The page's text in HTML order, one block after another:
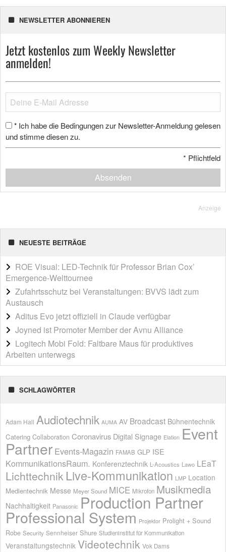
NEWSLETTER ABONNIEREN
Jetzt kostenlos zum Weekly Newsletter
anmelden!
* Ich habe die Bedingungen zur Newsletter-Anmeldung gelesen
und stimme diesen zu.
* Pflichtfeld
Absenden
Anzeige
NEUESTE BEITRÄGE
ROE Visual: LED-Technik für Professor Brian Cox’
Emergence-Welttournee
Zufahrtsschutz bei Veranstaltungen: BVVS lädt zum
Austausch
Aditus Evo jetzt offiziell in Claude verfügbar
Joyned ist Promoter Member der Avnu Alliance
Logitech Mobi Fold: Faltbare Maus für produktives
Arbeiten unterwegs
SCHLAGWÖRTER
Adam Hall Audiotechnik AUMA AV Broadcast Bühnentechnik
Catering Collaboration Coronavirus Digital Signage Elation Event
Partner Events-Magazin FAMAB GLP ISE
KommunikationsRaum. Konferenztechnik L-Acoustics Lawo LEaT
Lichttechnik Live-Kommunikation LMP Location
Medientechnik Messe Meyer Sound MICE Mikrofon Musikmedia
Nachhaltigkeit Panasonic Production Partner
Professional System Projektor Prolight + Sound
Robe Security Sennheiser Shure Studieninstitut für Kommunikation
Veranstaltungstechnik Videotechnik Vok Dams